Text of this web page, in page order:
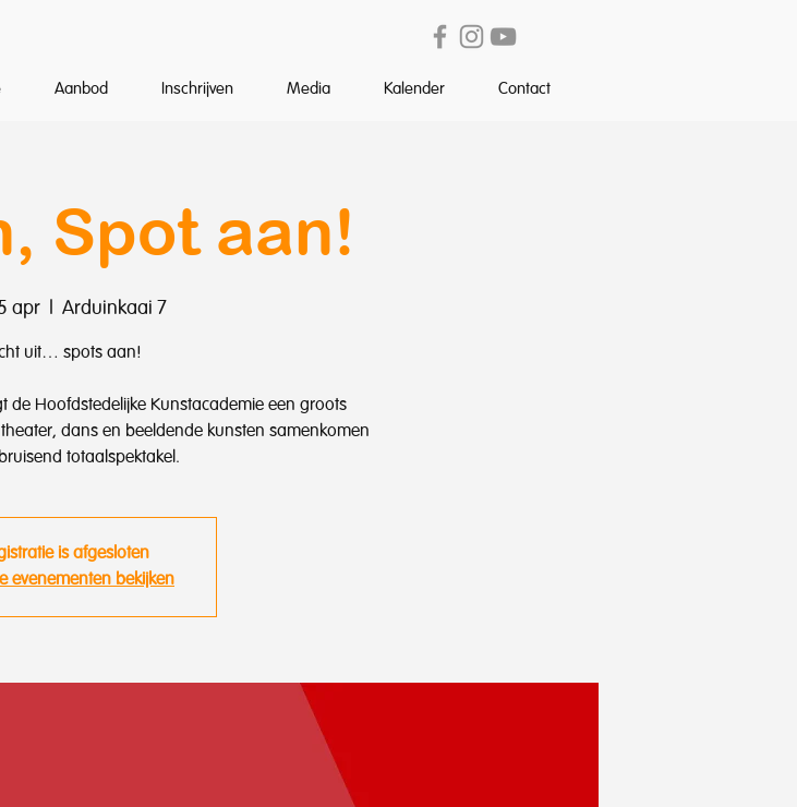
Aanbod Inschrijven Media Kalender Contact
Spot aan!
apr
  |
Arduinkaai 7
uit… spots aan!
de Hoofdstedelijke Kunstacademie een groots
dans en beeldende kunsten samenkomen
totaalspektakel.
is afgesloten
evenementen bekijken